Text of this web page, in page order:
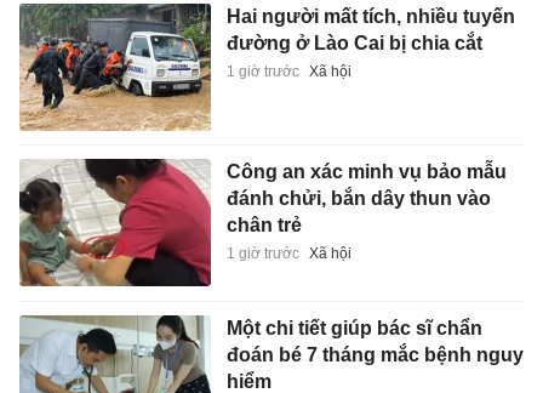
Hai người mất tích, nhiều tuyến
đường ở Lào Cai bị chia cắt
1 giờ trước Xã hội
Công an xác minh vụ bảo mẫu
đánh chửi, bắn dây thun vào
chân trẻ
1 giờ trước Xã hội
Một chi tiết giúp bác sĩ chẩn
đoán bé 7 tháng mắc bệnh nguy
hiểm